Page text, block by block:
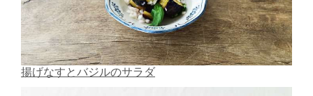
揚げなすとバジルのサラダ